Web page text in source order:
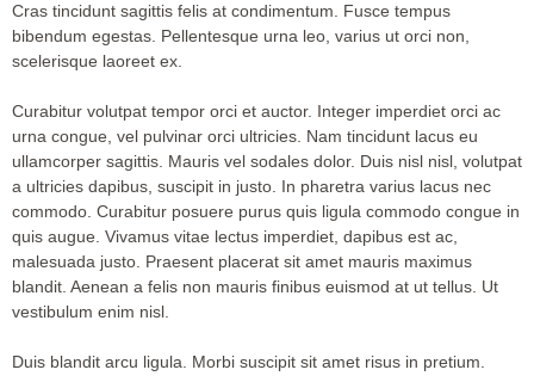
Cras tincidunt sagittis felis at condimentum. Fusce tempus
bibendum egestas. Pellentesque urna leo, varius ut orci non,
scelerisque laoreet ex.
Curabitur volutpat tempor orci et auctor. Integer imperdiet orci ac
urna congue, vel pulvinar orci ultricies. Nam tincidunt lacus eu
ullamcorper sagittis. Mauris vel sodales dolor. Duis nisl nisl, volutpat
a ultricies dapibus, suscipit in justo. In pharetra varius lacus nec
commodo. Curabitur posuere purus quis ligula commodo congue in
quis augue. Vivamus vitae lectus imperdiet, dapibus est ac,
malesuada justo. Praesent placerat sit amet mauris maximus
blandit. Aenean a felis non mauris finibus euismod at ut tellus. Ut
vestibulum enim nisl.
Duis blandit arcu ligula. Morbi suscipit sit amet risus in pretium.